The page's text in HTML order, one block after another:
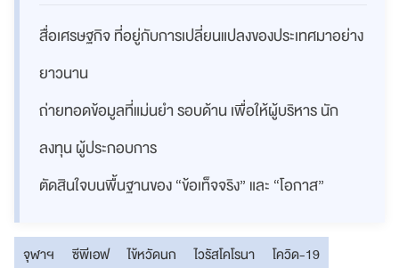
สื่อเศรษฐกิจ ที่อยู่กับการเปลี่ยนแปลงของประเทศมาอย่าง
ยาวนาน
ถ่ายทอดข้อมูลที่แม่นยำ รอบด้าน เพื่อให้ผู้บริหาร นัก
ลงทุน ผู้ประกอบการ
ตัดสินใจบนพื้นฐานของ “ข้อเท็จจริง” และ “โอกาส”
จุฬาฯ ซีพีเอฟ ไข้หวัดนก ไวรัสโคโรนา
โควิด-19